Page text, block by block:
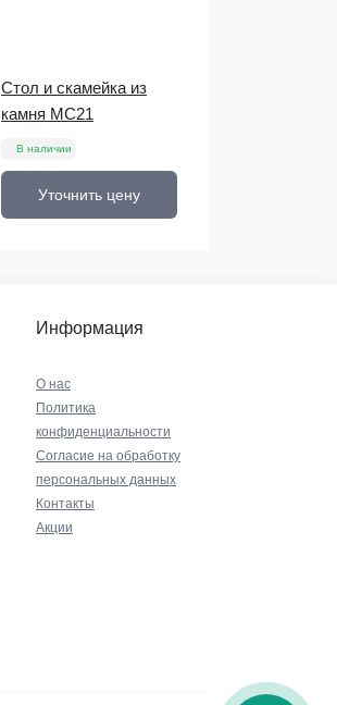
Стол и скамейка из
камня МС21
В наличии
Уточнить цену
Информация
О нас
Политика
конфиденциальности
Согласие на обработку
персональных данных
Контакты
Акции